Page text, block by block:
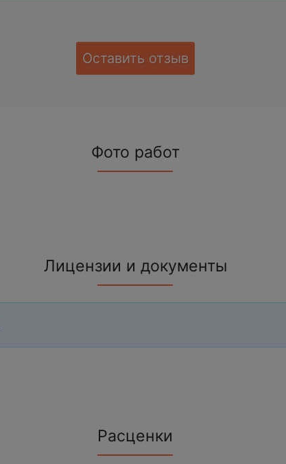
Оставить отзыв
Фото работ
Лицензии и документы
Расценки